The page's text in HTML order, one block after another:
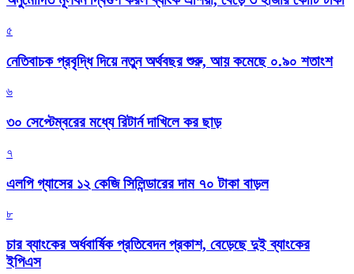
৫
নেতিবাচক প্রবৃদ্ধি দিয়ে নতুন অর্থবছর শুরু, আয় কমেছে ০.৯০ শতাংশ
৬
৩০ সেপ্টেম্বরের মধ্যে রিটার্ন দাখিলে কর ছাড়
৭
এলপি গ্যাসের ১২ কেজি সিলিন্ডারের দাম ৭০ টাকা বাড়ল
৮
চার ব্যাংকের অর্ধবার্ষিক প্রতিবেদন প্রকাশ, বেড়েছে দুই ব্যাংকের
ইপিএস